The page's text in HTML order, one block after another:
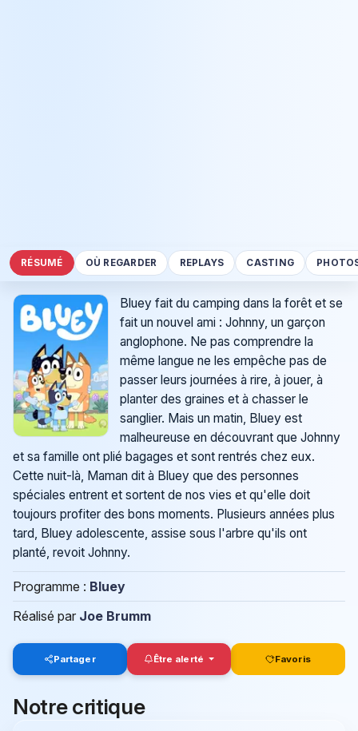
RÉSUMÉ OÙ REGARDER REPLAYS CASTING
Bluey fait du camping dans la forêt et se
fait un nouvel ami : Johnny, un garçon
anglophone. Ne pas comprendre la
même langue ne les empêche pas de
passer leurs journées à rire, à jouer, à
planter des graines et à chasser le
sanglier. Mais un matin, Bluey est
malheureuse en découvrant que Johnny
et sa famille ont plié bagages et sont rentrés chez eux.
Cette nuit-là, Maman dit à Bluey que des personnes
spéciales entrent et sortent de nos vies et qu'elle doit
toujours profiter des bons moments. Plusieurs années plus
tard, Bluey adolescente, assise sous l'arbre qu'ils ont
planté, revoit Johnny.
Programme : Bluey
Réalisé par Joe Brumm
Partager Être alerté Favoris
Notre critique